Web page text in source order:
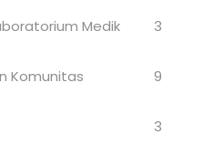
Medik 3
Komunitas 9
3